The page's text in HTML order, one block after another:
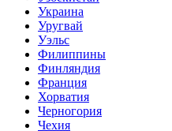
Украина
Уругвай
Уэльс
Филиппины
Финляндия
Франция
Хорватия
Черногория
Чехия